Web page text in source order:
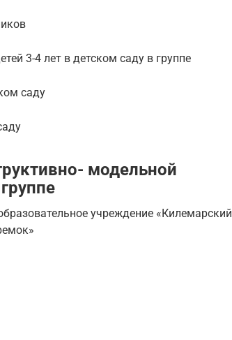
3-4 лет в детском саду в группе
саду
модельной
учреждение «Килемарский